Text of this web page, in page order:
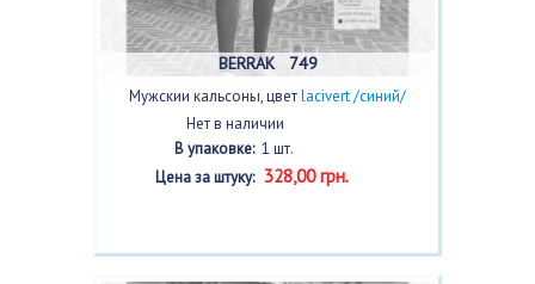
BERRAK 749
Мужскии кальсоны, цветlacivert /синий/
Нет в наличии
В упаковке:1 шт.
Цена за штуку:328,00 грн.